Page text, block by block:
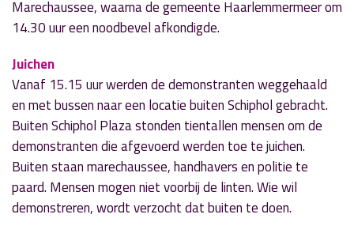
Marechaussee, waarna de gemeente Haarlemmermeer om
14.30 uur een noodbevel afkondigde.
Juichen
Vanaf 15.15 uur werden de demonstranten weggehaald
en met bussen naar een locatie buiten Schiphol gebracht.
Buiten Schiphol Plaza stonden tientallen mensen om de
demonstranten die afgevoerd werden toe te juichen.
Buiten staan marechaussee, handhavers en politie te
paard. Mensen mogen niet voorbij de linten. Wie wil
demonstreren, wordt verzocht dat buiten te doen.